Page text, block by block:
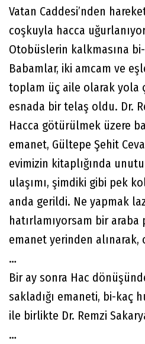
Vatan Caddesi’nden
coşkuyla hacca
Otobüslerin kalkmasına
Babamlar, iki amcam ve
toplam üç aile olarak yola
esnada bir telaş oldu. Dr.
Hacca götürülmek üzere
emanet, Gültepe Şehit
evimizin kitaplığında
ulaşımı, şimdiki gibi pek
anda gerildi. Ne yapmak
hatırlamıyorsam bir
emanet yerinden
…
Bir ay sonra Hac
sakladığı emaneti, bi-kaç
ile birlikte Dr. Remzi
…